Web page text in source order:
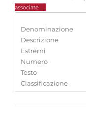
associate
Denominazione
Descrizione
Estremi
Numero
Testo
Classificazione